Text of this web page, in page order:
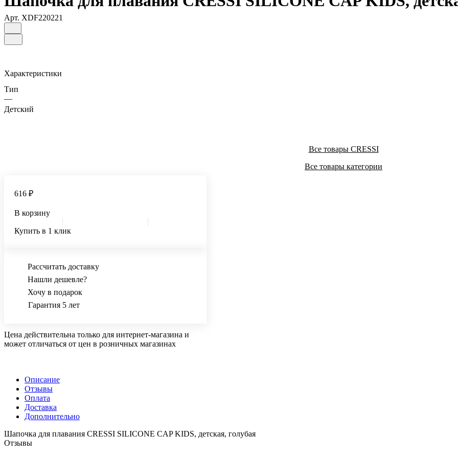
Арт. XDF220221
Характеристики
Тип
—
Детский
Все товары CRESSI
Все товары категории
616 ₽
В корзину
Купить в 1 клик
Рассчитать доставку
Нашли дешевле?
Хочу в подарок
Гарантия 5 лет
Цена действительна только для интернет-магазина и
может отличаться от цен в розничных магазинах
Описание
Отзывы
Оплата
Доставка
Дополнительно
Шапочка для плавания CRESSI SILICONE CAP KIDS, детская, голубая
Отзывы